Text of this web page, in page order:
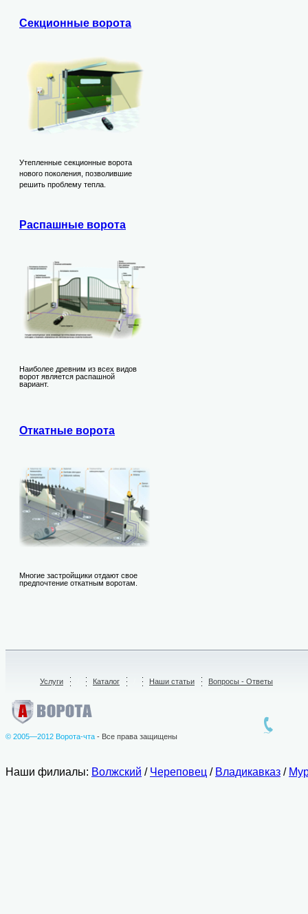
Секционные ворота
Утепленные секционные ворота
нового поколения, позволившие
решить проблему тепла.
Распашные ворота
Наиболее древним из всех видов
ворот является распашной
вариант.
Откатные ворота
Многие застройщики отдают свое
предпочтение откатным воротам.
Услуги Каталог Наши статьи Вопросы - Ответы
© 2005—2012 Ворота-чта - Все права защищены
Наши филиалы: Волжский / Череповец / Владикавказ /